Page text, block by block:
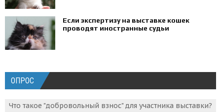
Если экспертизу на выставке кошек
проводят иностранные судьи
ОПРОС
Что такое "добровольный взнос" для участника выставки?